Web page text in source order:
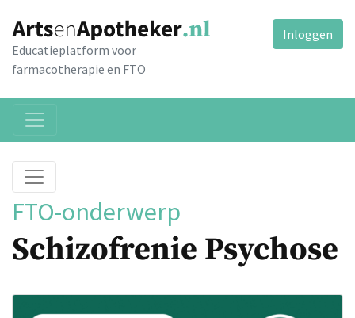
Educatieplatform voor
farmacotherapie en FTO
Inloggen
FTO-onderwerp
Schizofrenie Psychose